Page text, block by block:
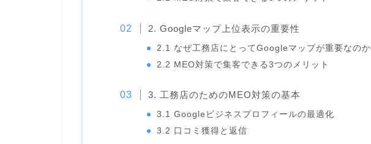
2. Googleマップ上位表示の重要性
2.1 なぜ工務店にとってGoogleマップが重要なのか
2.2 MEO対策で集客できる3つのメリット
3. 工務店のためのMEO対策の基本
3.1 Googleビジネスプロフィールの最適化
3.2 口コミ獲得と返信